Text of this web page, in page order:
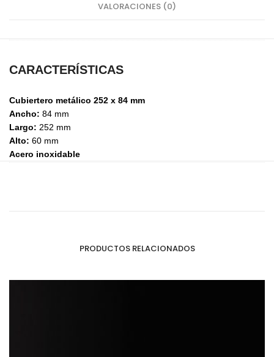
VALORACIONES (0)
CARACTERÍSTICAS
Cubiertero metálico 252 x 84 mm
Ancho: 84 mm
Largo: 252 mm
Alto: 60 mm
Acero inoxidable
PRODUCTOS RELACIONADOS